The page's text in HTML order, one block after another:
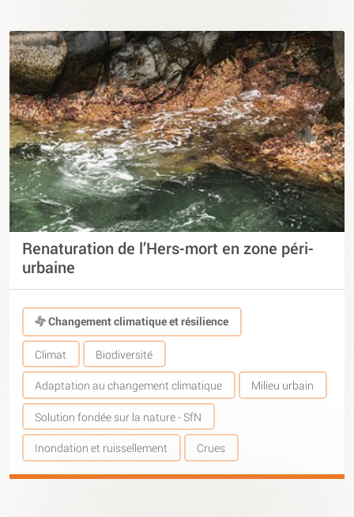
Renaturation de l’Hers-mort en zone péri-
urbaine
Changement climatique et résilience
Climat Biodiversité
Adaptation au changement climatique Milieu urbain
Solution fondée sur la nature - SfN
Inondation et ruissellement Crues